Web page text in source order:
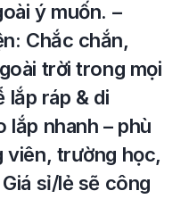
ý muốn. –
Chắc chắn,
trời trong mọi
lắp ráp & di
lắp nhanh – phù
viên, trường học,
Giá sỉ/lẻ sẽ công